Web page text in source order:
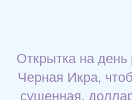
Открытка на
Черная Икра,
сушенная,